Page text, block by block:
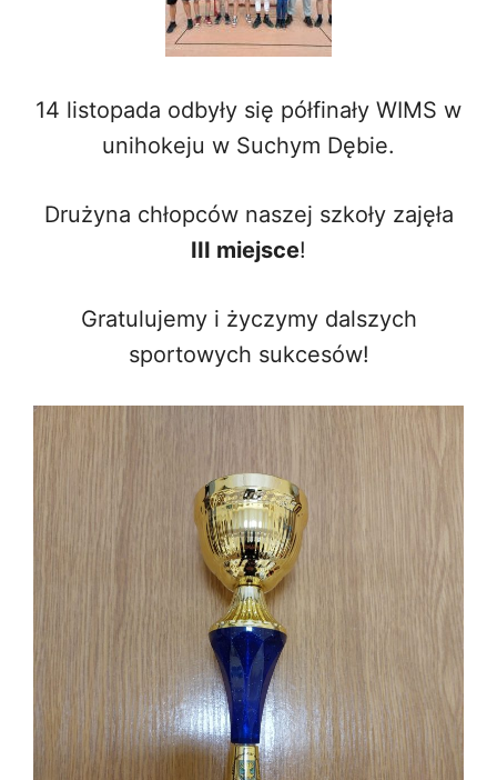
14 listopada odbyły się półfinały WIMS w
unihokeju w Suchym Dębie.
Drużyna chłopców naszej szkoły zajęła
III miejsce!
Gratulujemy i życzymy dalszych
sportowych sukcesów!